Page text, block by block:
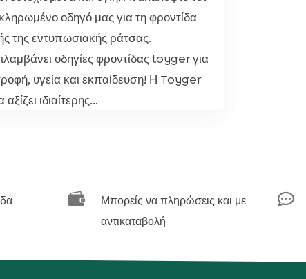
οδηγό μας για τη φροντίδα
της εντυπωσιακής ράτσας.
οδηγίες φροντίδας toyger για
υγεία και εκπαίδευση! Η Toyger
αξίζει ιδιαίτερης...

Μπορείς να πληρώσεις και με
αντικαταβολή
